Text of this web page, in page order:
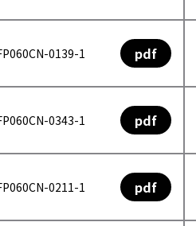
0139-1 pdf
0343-1 pdf
0211-1 pdf